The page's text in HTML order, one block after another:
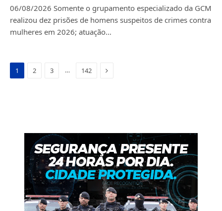
06/08/2026 Somente o grupamento especializado da GCM
realizou dez prisões de homens suspeitos de crimes contra
mulheres em 2026; atuação…
1 2 3 … 142 Next